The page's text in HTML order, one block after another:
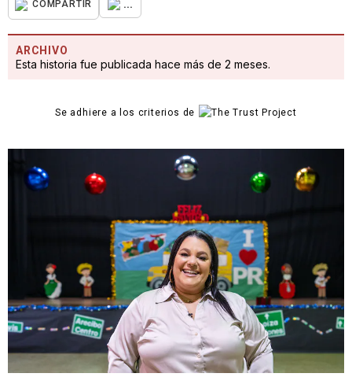
COMPARTIR ...
ARCHIVO
Esta historia fue publicada hace más de 2 meses.
Se adhiere a los criterios de